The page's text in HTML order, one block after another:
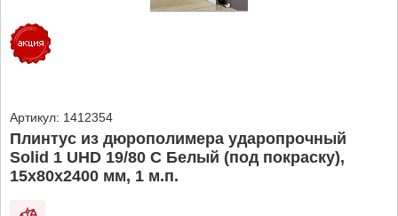
Артикул: 1412354
Плинтус из дюрополимера ударопрочный
Solid 1 UHD 19/80 C Белый (под покраску),
15х80х2400 мм, 1 м.п.